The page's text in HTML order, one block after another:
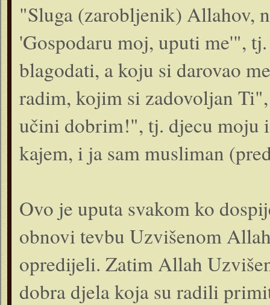
"Sluga (zarobljenik) Allahov,
'Gospodaru moj, uputi me'",
blagodati, a koju si darovao
radim, kojim si zadovoljan
učini dobrim!", tj. djecu moju
kajem, i ja sam musliman
Ovo je uputa svakom ko
obnovi tevbu Uzvišenom
opredijeli. Zatim Allah
dobra djela koja su radili